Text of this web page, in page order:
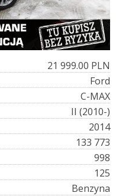
21 999.00 PLN
Ford
C-MAX
II (2010-)
2014
133 773
998
125
Benzyna